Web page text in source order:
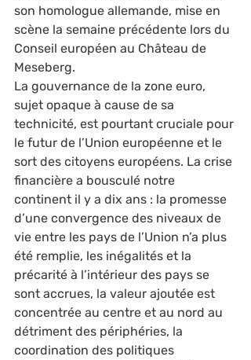
son homologue allemande, mise en
scène la semaine précédente lors du
Conseil européen au Château de
Meseberg.
La gouvernance de la zone euro,
sujet opaque à cause de sa
technicité, est pourtant cruciale pour
le futur de l’Union européenne et le
sort des citoyens européens. La crise
financière a bousculé notre
continent il y a dix ans : la promesse
d’une convergence des niveaux de
vie entre les pays de l’Union n’a plus
été remplie, les inégalités et la
précarité à l’intérieur des pays se
sont accrues, la valeur ajoutée est
concentrée au centre et au nord au
détriment des périphéries, la
coordination des politiques